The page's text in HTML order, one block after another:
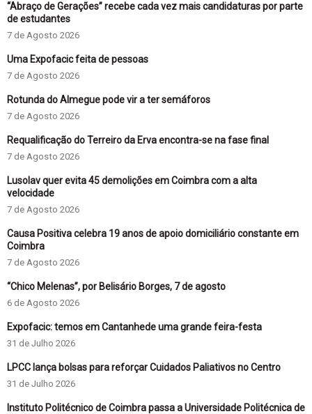
“Abraço de Gerações” recebe cada vez mais candidaturas por parte
de estudantes
7 de Agosto 2026
Uma Expofacic feita de pessoas
7 de Agosto 2026
Rotunda do Almegue pode vir a ter semáforos
7 de Agosto 2026
Requalificação do Terreiro da Erva encontra-se na fase final
7 de Agosto 2026
Lusolav quer evita 45 demolições em Coimbra com a alta
velocidade
7 de Agosto 2026
Causa Positiva celebra 19 anos de apoio domiciliário constante em
Coimbra
7 de Agosto 2026
“Chico Melenas”, por Belisário Borges, 7 de agosto
6 de Agosto 2026
Expofacic: temos em Cantanhede uma grande feira-festa
31 de Julho 2026
LPCC lança bolsas para reforçar Cuidados Paliativos no Centro
31 de Julho 2026
Instituto Politécnico de Coimbra passa a Universidade Politécnica de